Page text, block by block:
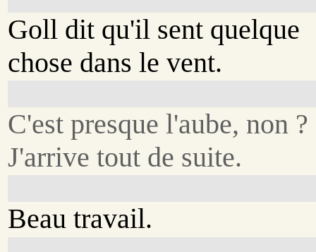
Goll dit qu'il sent quelque
chose dans le vent.
C'est presque l'aube, non ?
J'arrive tout de suite.
Beau travail.